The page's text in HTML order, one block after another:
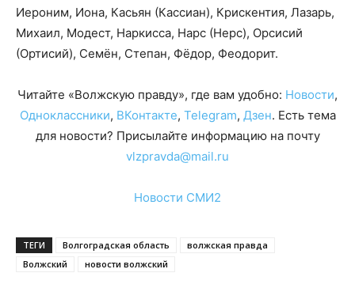
Иероним, Иона, Касьян (Кассиан), Крискентия, Лазарь,
Михаил, Модест, Наркисса, Нарс (Нерc), Орсисий
(Ортисий), Семён, Степан, Фёдор, Феодорит.
Читайте «Волжскую правду», где вам удобно: Новости,
Одноклассники, ВКонтакте, Telegram, Дзен. Есть тема
для новости? Присылайте информацию на почту
vlzpravda@mail.ru
Новости СМИ2
ТЕГИ Волгоградская область
волжская правда
Волжский
новости волжский